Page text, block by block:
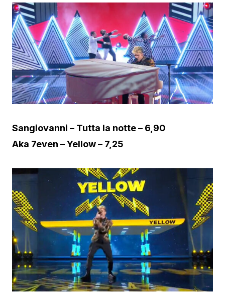
Sangiovanni – Tutta la notte – 6,90
Aka 7even – Yellow – 7,25